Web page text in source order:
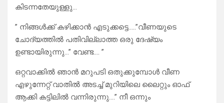
കിടന്നതേയുള്ളു…
” നിങ്ങൾക്ക് കഴിക്കാൻ എടുക്കട്ടെ…..”വീണയുടെ
ചോദ്യത്തിൽ പതിവില്ലാത്ത ഒരു ദേഷ്യം
ഉണ്ടായിരുന്നു…” വേണ്ട…. ”
ഒറ്റവാക്കിൽ ഞാൻ മറുപടി ഒതുക്കുമ്പോൾ വീണ
എഴുന്നേറ്റ് വാതിൽ അടച്ച് മുറിയിലെ ലൈറ്റും ഓഫ്‌
ആക്കി കട്ടിലിൽ വന്നിരുന്നു….” നീ ഒന്നും